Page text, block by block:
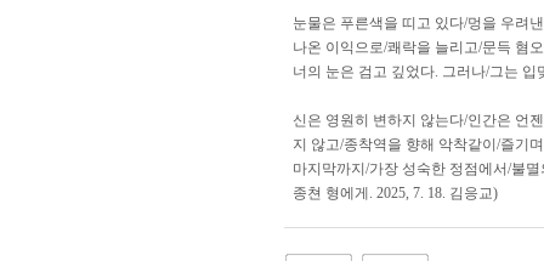
눈물은 푸른색을 띠고 있다/멍을 우려
나온 이익으로/쾌락을 늘리고/문득 혐
너의 눈은 검고 깊었다. 그러나/그는
신은 영원히 변하지 않는다/인간은 언
지 않고/종착역을 향해 악착같이/즐기
마지막까지/가장 성숙한 정점에서/불
종쳔 형에게. 2025, 7. 18. 김응교)